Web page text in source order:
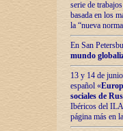
serie de
basada en los
la “nueva
En San
mundo
13 y 14 de
español «
sociales de
Ibéricos del ILA
página más en